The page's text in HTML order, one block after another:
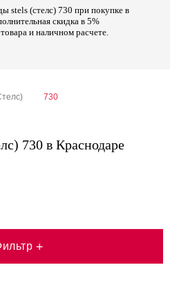
stels (стелс) 730 при покупке в
скидка в 5%
и наличном расчете.
730
730 в Краснодаре
+